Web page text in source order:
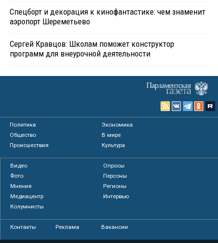
Спецборт и декорация к кинофантастике: чем знаменит
аэропорт Шереметьево
Сергей Кравцов: Школам поможет конструктор
программ для внеурочной деятельности
Политика
Экономика
Общество
В мире
Происшествия
Культура
Видео
Опросы
Фото
Персоны
Мнения
Регионы
Медиацентр
Интервью
Колумнисты
Контакты Реклама Вакансии